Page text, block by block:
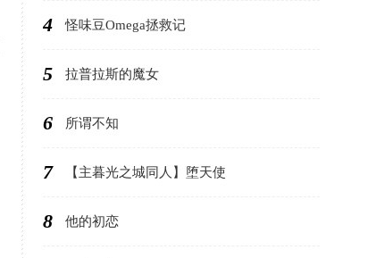
4 怪味豆Omega拯救记
5 拉普拉斯的魔女
6 所谓不知
7 【主暮光之城同人】堕天使
8 他的初恋